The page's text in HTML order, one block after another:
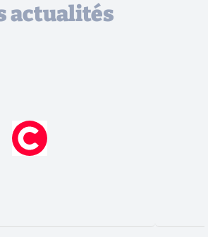
actualités